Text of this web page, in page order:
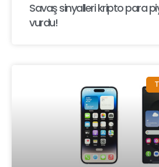
Savaş sinyalleri kripto para
vurdu!